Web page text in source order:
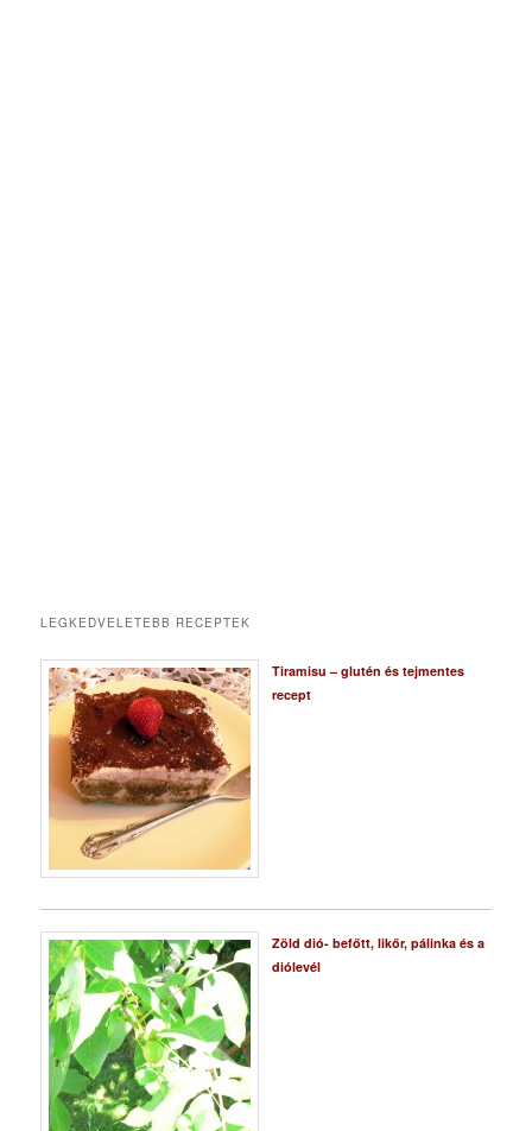
LEGKEDVELETEBB RECEPTEK
Tiramisu – glutén és tejmentes
recept
Zöld dió- befőtt, likőr, pálinka és a
diólevél